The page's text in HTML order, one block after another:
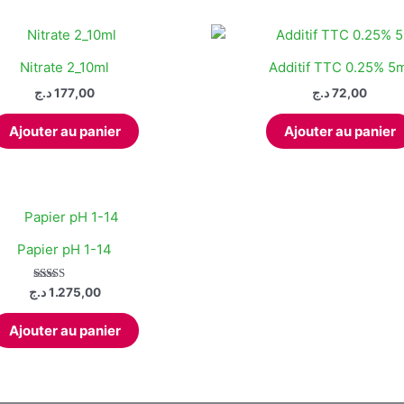
Nitrate 2_10ml
177,00د.ج
Ajouter au panier
Additif TTC 0.25%
72,00د.ج
Ajouter au panier
Papier pH 1-14
Note
sur 5
1.275,00 د.ج
Ajouter au panier